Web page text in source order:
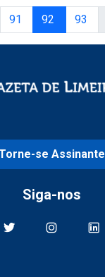
91 92 93
se Assinante
Siga-nos